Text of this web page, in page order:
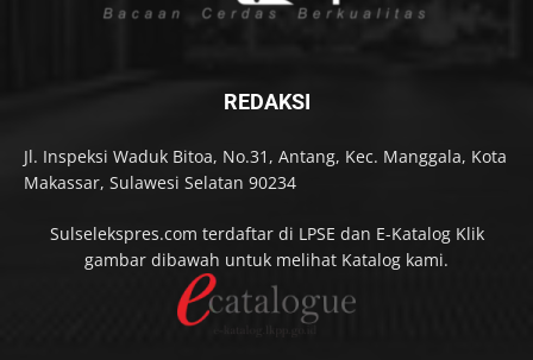
REDAKSI
Jl. Inspeksi Waduk Bitoa, No.31, Antang, Kec. Manggala, Kota
Makassar, Sulawesi Selatan 90234
Sulselekspres.com terdaftar di LPSE dan E-Katalog Klik
gambar dibawah untuk melihat Katalog kami.